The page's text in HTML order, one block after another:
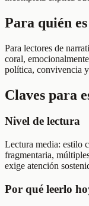
Para quién es
Para lectores de
coral,
política, convivencia
Claves para
Nivel de lectura
Lectura media: estilo
fragmentaria,
exige atención
Por qué leerlo